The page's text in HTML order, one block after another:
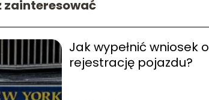
zainteresować
Jak wypełnić wniosek o
rejestrację pojazdu?